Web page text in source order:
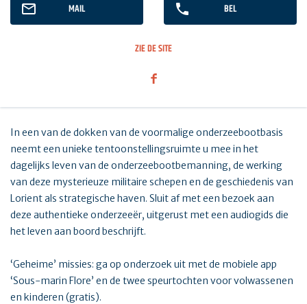
MAIL BEL
ZIE DE SITE
In een van de dokken van de voormalige onderzeebootbasis
neemt een unieke tentoonstellingsruimte u mee in het
dagelijks leven van de onderzeebootbemanning, de werking
van deze mysterieuze militaire schepen en de geschiedenis van
Lorient als strategische haven. Sluit af met een bezoek aan
deze authentieke onderzeeër, uitgerust met een audiogids die
het leven aan boord beschrijft.
‘Geheime’ missies: ga op onderzoek uit met de mobiele app
‘Sous-marin Flore’ en de twee speurtochten voor volwassenen
en kinderen (gratis).